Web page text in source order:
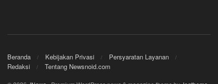
Beranda Kebijakan Privasi
Persyaratan Layanan
Redaksi
Tentang Newsnoid.com